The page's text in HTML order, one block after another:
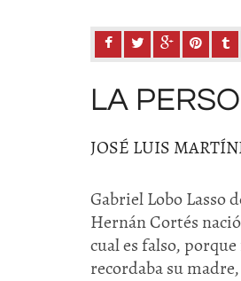
LA
JOSÉ LUIS
Gabriel Lobo Lasso
Hernán Cortés
cual es falso,
recordaba su